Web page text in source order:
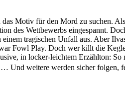
Motiv für den Mord zu
des Wettbewerbs eingespannt.
tragischen Unfall aus. Aber
Fowl Play. Doch wer killt die
in locker-leichtem Erzählton:
Und weitere werden sicher